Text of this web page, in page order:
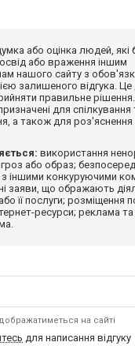
або оцінка людей,
або враження іншим
нашого сайту з
залишеного відгука.
правильне рішення.
для спілкування
а також для роз'яснення
використання
або образ;
з іншими конкуруючими
заяви, що ображають
її послуги; розміщення
ресурси; реклама та
на сайті
для написання відгуку